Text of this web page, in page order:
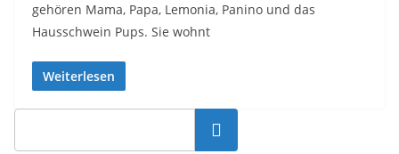
gehören Mama, Papa, Lemonia, Panino und das
Hausschwein Pups. Sie wohnt
Weiterlesen
Suchen